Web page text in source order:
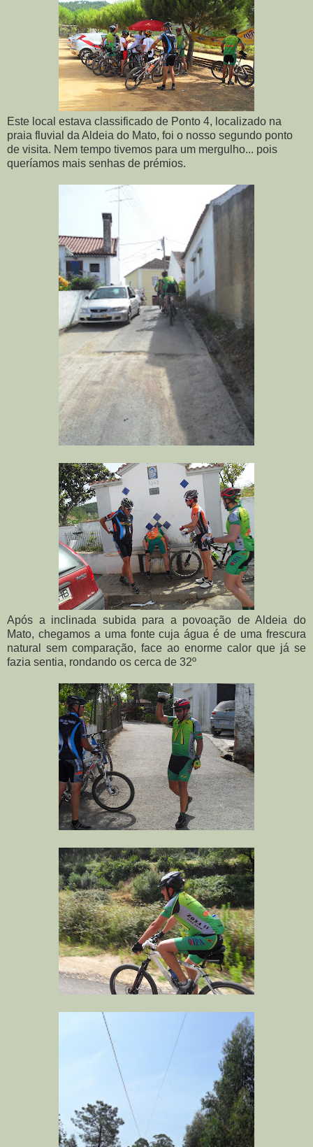
Este local estava classificado de Ponto 4, localizado na
praia fluvial da Aldeia do Mato, foi o nosso segundo ponto
de visita. Nem tempo tivemos para um mergulho... pois
queríamos mais senhas de prémios.
Após a inclinada subida para a povoação de Aldeia do
Mato, chegamos a uma fonte cuja água é de uma frescura
natural sem comparação, face ao enorme calor que já se
fazia sentia, rondando os cerca de 32º